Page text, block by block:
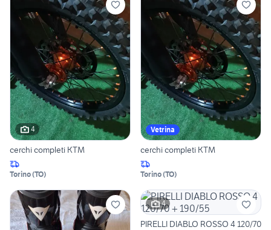
4
cerchi completi KTM
Torino(TO)
Vetrina
cerchi completi KTM
Torino(TO)
4
PIRELLI DIABLO ROSSO 4 120/70